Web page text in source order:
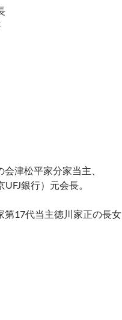
会津松平家分家当主、
銀行）元会長。
第17代当主徳川家正の長女